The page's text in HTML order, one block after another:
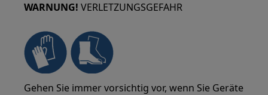
WARNUNG! VERLETZUNGSGEFAHR
Gehen Sie immer vorsichtig vor, wenn Sie Geräte